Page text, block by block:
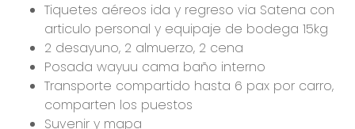
Tiquetes aéreos ida y regreso via Satena con
articulo personal y equipaje de bodega 15kg
2 desayuno, 2 almuerzo, 2 cena
Posada wayuu cama baño interno
Transporte compartido hasta 6 pax por carro,
comparten los puestos
Suvenir y mapa